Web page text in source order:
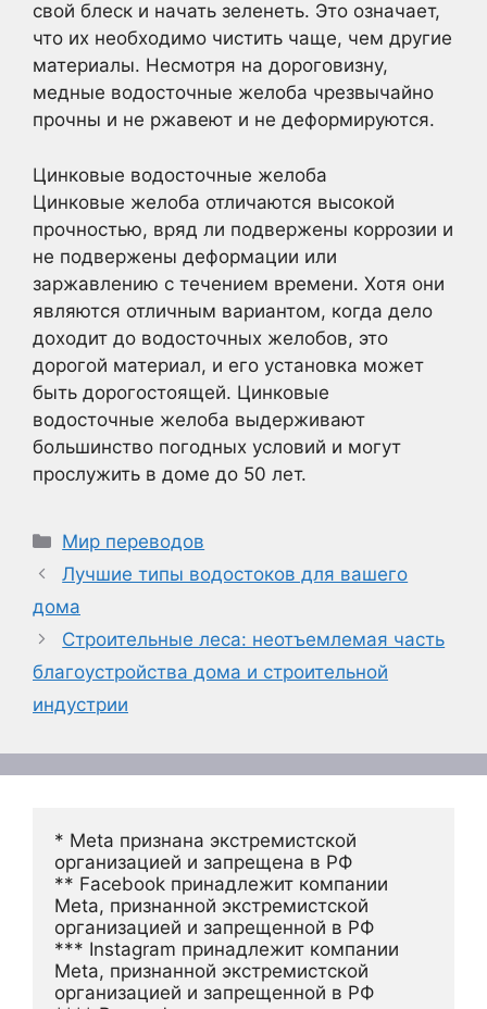
свой блеск и начать зеленеть. Это означает,
что их необходимо чистить чаще, чем другие
материалы. Несмотря на дороговизну,
медные водосточные желоба чрезвычайно
прочны и не ржавеют и не деформируются.
Цинковые водосточные желоба
Цинковые желоба отличаются высокой
прочностью, вряд ли подвержены коррозии и
не подвержены деформации или
заржавлению с течением времени. Хотя они
являются отличным вариантом, когда дело
доходит до водосточных желобов, это
дорогой материал, и его установка может
быть дорогостоящей. Цинковые
водосточные желоба выдерживают
большинство погодных условий и могут
прослужить в доме до 50 лет.
Рубрики
Мир переводов
Лучшие типы водостоков для вашего
дома
Строительные леса: неотъемлемая часть
благоустройства дома и строительной
индустрии
* Meta признана экстремистской
организацией и запрещена в РФ
** Facebook принадлежит компании
Meta, признанной экстремистской
организацией и запрещенной в РФ
*** Instagram принадлежит компании
Meta, признанной экстремистской
организацией и запрещенной в РФ